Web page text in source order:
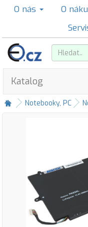
O nás O
Katalog
Notebooky, PC